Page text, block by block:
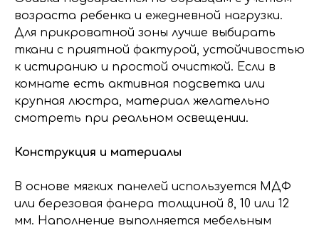
возраста ребенка и ежедневной нагрузки.
Для прикроватной зоны лучше выбирать
ткани с приятной фактурой, устойчивостью
к истиранию и простой очисткой. Если в
комнате есть активная подсветка или
крупная люстра, материал желательно
смотреть при реальном освещении.
Конструкция и материалы
В основе мягких панелей используется МДФ
или березовая фанера толщиной 8, 10 или 12
мм. Наполнение выполняется мебельным